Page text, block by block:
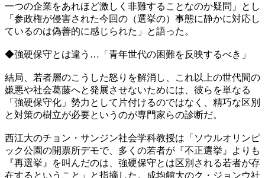
一つの企業をあれほど激しく非難することなのか疑問」とし
「参政権が侵害された今回の（選挙の）事態に静かに対応し
ているのは偽善的に感じられた」と語った。
◆強硬保守とは違う…「青年世代の困難を反映するべき」
結局、若者層のこうした怒りを解消し、これ以上の世代間の
嫌悪や社会葛藤へと発展させないためには、彼らを単なる
「強硬保守化」勢力として片付けるのではなく、精巧な区別
と対策の樹立が必要というのが専門家らの診断だ。
西江大のチョン・サンジン社会学科教授は「ソウルオリンピ
ック公園の開票所デモで、多くの若者が『不正選挙』よりも
『再選挙』を叫んだのは、強硬保守とは区別される若者が存
在するということ」と指摘した。成均館大のク・ジョンウ社